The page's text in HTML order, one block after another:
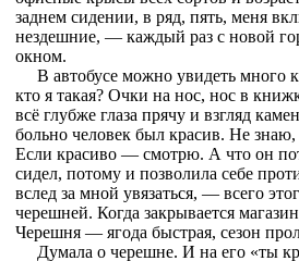
заднем сидении, в ряд, пять, меня
нездешние, — каждый раз с новой
окном.
В автобусе можно увидеть много
кто я такая? Очки на нос, нос в
всё глубже глаза прячу и взгляд
больно человек был красив. Не
Если красиво — смотрю. А что он
сидел, потому и позволила себе
вслед за мной увязаться, — всего
черешней. Когда закрывается
Черешня — ягода быстрая, сезон
Думала о черешне. И на его «ты